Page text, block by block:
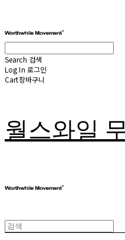
Search 검색
Log In 로그인
Cart장바구니
월스와일